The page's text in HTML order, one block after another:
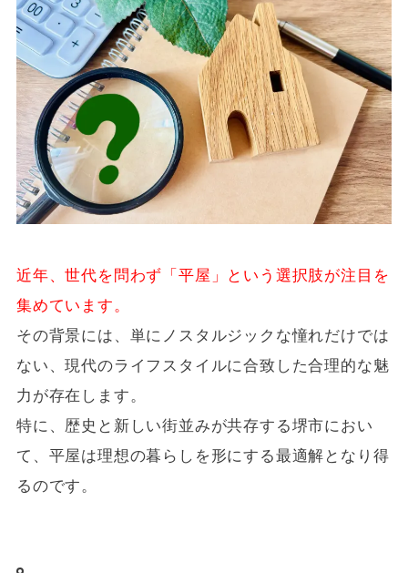
近年、世代を問わず「平屋」という選択肢が注目を
集めています。
その背景には、単にノスタルジックな憧れだけでは
ない、現代のライフスタイルに合致した合理的な魅
力が存在します。
特に、歴史と新しい街並みが共存する堺市におい
て、平屋は理想の暮らしを形にする最適解となり得
るのです。